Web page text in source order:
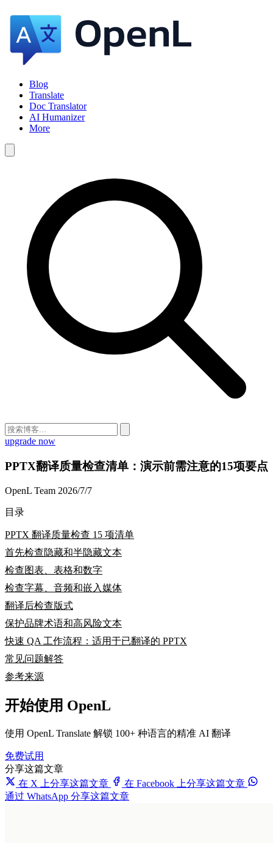
Blog
Translate
Doc Translator
AI Humanizer
More
upgrade now
PPTX翻译质量检查清单：演示前需注意的15项要点
OpenL Team 2026/7/7
目录
PPTX 翻译质量检查 15 项清单
首先检查隐藏和半隐藏文本
检查图表、表格和数字
检查字幕、音频和嵌入媒体
翻译后检查版式
保护品牌术语和高风险文本
快速 QA 工作流程：适用于已翻译的 PPTX
常见问题解答
参考来源
开始使用 OpenL
使用 OpenL Translate 解锁 100+ 种语言的精准 AI 翻译
免费试用
分享这篇文章
在 X 上分享这篇文章
在 Facebook 上分享这篇文章
通过 WhatsApp 分享这篇文章